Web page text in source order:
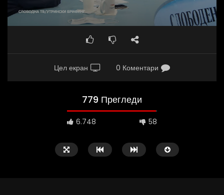
Цел екран 0 Коментари
779 Прегледи
6.748 58